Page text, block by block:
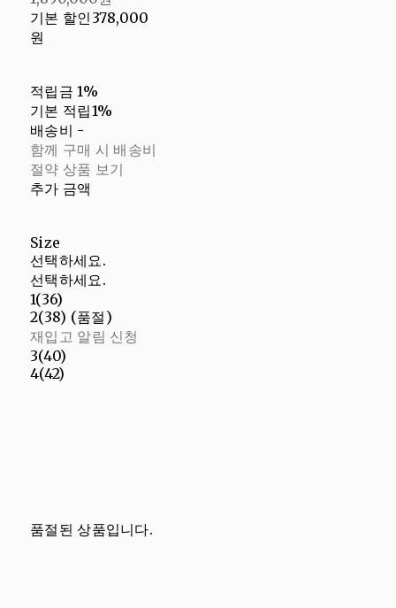
기본 할인 378,000
원
적립금 1%
기본 적립1%
배송비 -
함께 구매 시 배송비
절약 상품 보기
추가 금액
Size
선택하세요.
선택하세요.
1(36)
2(38) (품절)
재입고 알림 신청
3(40)
4(42)
품절된 상품입니다.